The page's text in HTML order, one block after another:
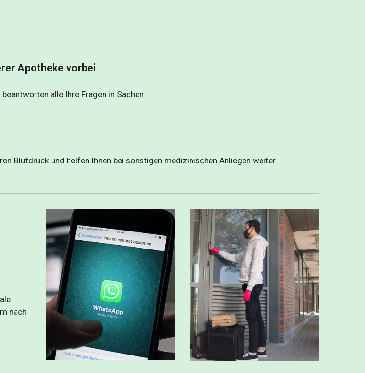
Apotheke vorbei
alle Ihre Fragen in Sachen
Blutdruck und helfen Ihnen bei sonstigen medizinischen Anliegen weiter
nach